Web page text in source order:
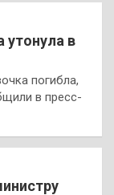
утонула в
погибла,
в пресс-